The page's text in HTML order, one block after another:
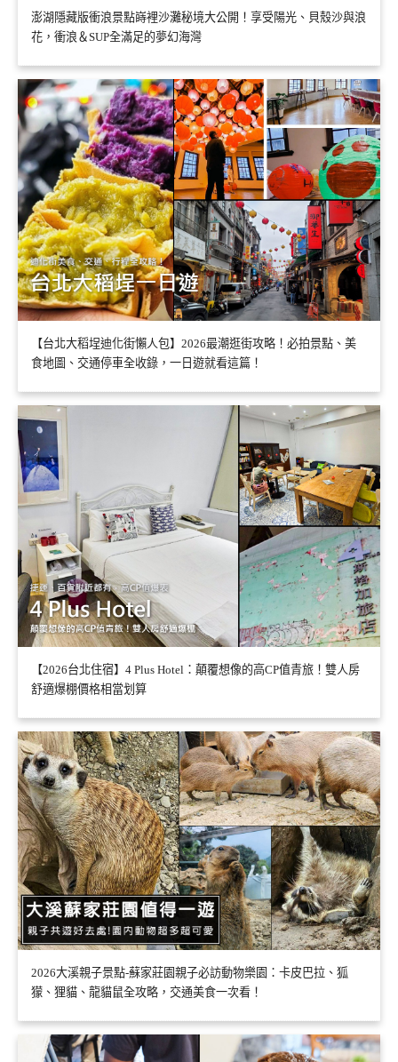
澎湖隱藏版衝浪景點嵵裡沙灘秘境大公開！享受陽光、貝殼沙與浪
花，衝浪＆SUP全滿足的夢幻海灣
【台北大稻埕迪化街懶人包】2026最潮逛街攻略！必拍景點、美
食地圖、交通停車全收錄，一日遊就看這篇！
【2026台北住宿】4 Plus Hotel：顛覆想像的高CP值青旅！雙人房
舒適爆棚價格相當划算
2026大溪親子景點-蘇家莊園親子必訪動物樂園：卡皮巴拉、狐
獴、狸貓、龍貓鼠全攻略，交通美食一次看！